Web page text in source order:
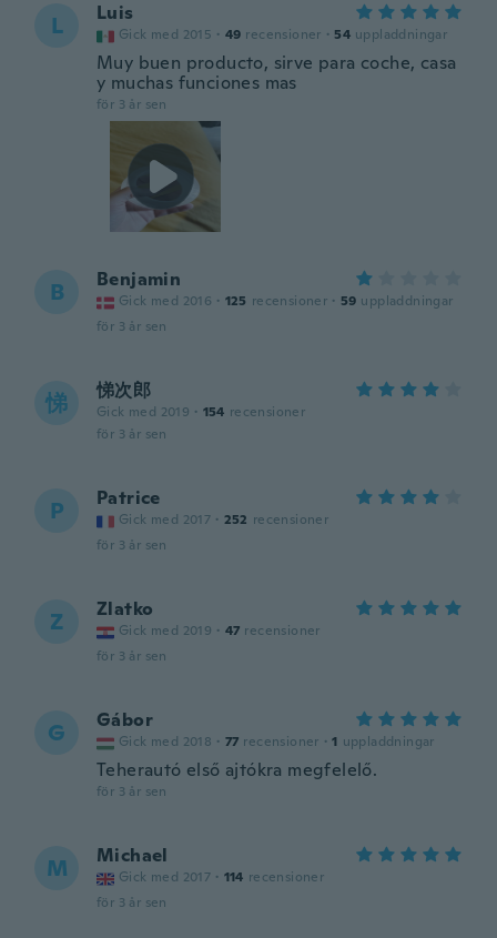
L Luis
Gick med 2015 · 49 recensioner · 54 uppladdningar
Muy buen producto, sirve para coche, casa
y muchas funciones mas
för 3 år sen
B Benjamin
Gick med 2016 · 125 recensioner · 59 uppladdningar
för 3 år sen
悌 悌次郎
Gick med 2019 · 154 recensioner
för 3 år sen
P Patrice
Gick med 2017 · 252 recensioner
för 3 år sen
Z Zlatko
Gick med 2019 · 47 recensioner
för 3 år sen
G Gábor
Gick med 2018 · 77 recensioner · 1 uppladdningar
Teherautó első ajtókra megfelelő.
för 3 år sen
M Michael
Gick med 2017 · 114 recensioner
för 3 år sen